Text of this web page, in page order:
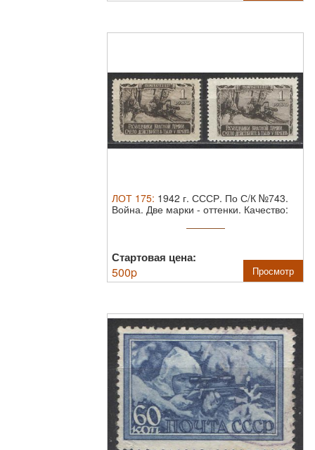
ЛОТ 175: 1942 г. СССР. По С/К №743.
Война. Две марки - оттенки. Качество:
Стартовая цена:
500p Просмотр